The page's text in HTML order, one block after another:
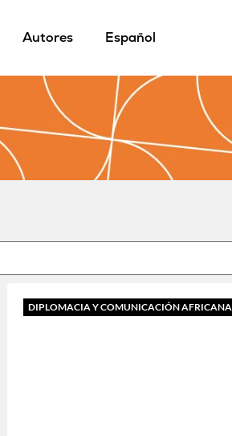
Autores Español
DIPLOMACIA Y COMUNICACIÓN AFRICANA